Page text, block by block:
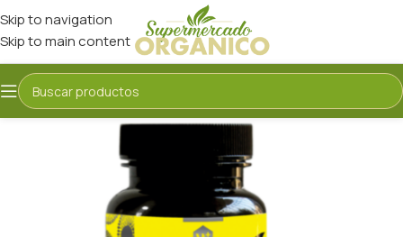
Skip to navigation
Skip to main content